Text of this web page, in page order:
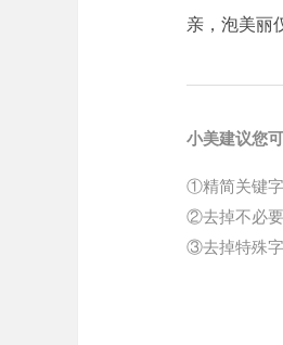
亲，泡美丽
小美建议您
①精简关键
②去掉不必
③去掉特殊字